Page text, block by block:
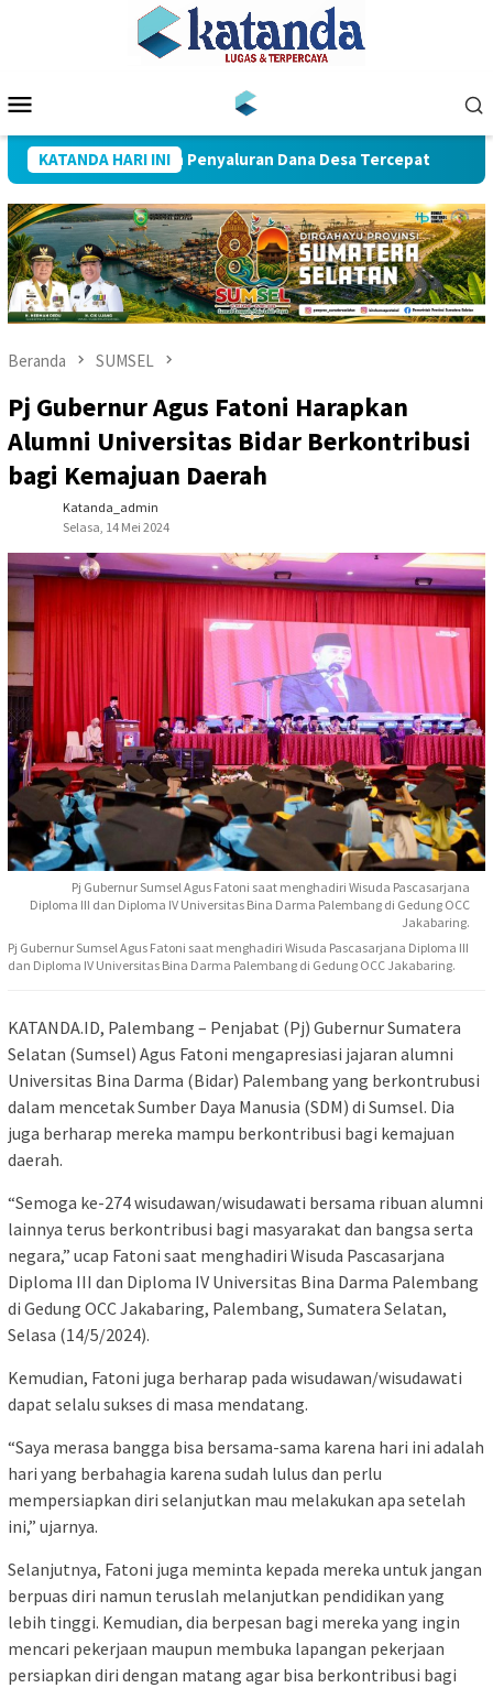
Mobile
KATANDA HARI INI
Penghargaan Penyaluran Dana Desa Tercepat Dua
Beranda SUMSEL
Pj Gubernur Agus Fatoni Harapkan
Alumni Universitas Bidar Berkontribusi
bagi Kemajuan Daerah
Katanda_admin
Selasa, 14 Mei 2024
Pj Gubernur Sumsel Agus Fatoni saat menghadiri Wisuda Pascasarjana
Diploma III dan Diploma IV Universitas Bina Darma Palembang di Gedung OCC
Jakabaring.
Pj Gubernur Sumsel Agus Fatoni saat menghadiri Wisuda Pascasarjana Diploma III
dan Diploma IV Universitas Bina Darma Palembang di Gedung OCC Jakabaring.
KATANDA.ID, Palembang – Penjabat (Pj) Gubernur Sumatera
Selatan (Sumsel) Agus Fatoni mengapresiasi jajaran alumni
Universitas Bina Darma (Bidar) Palembang yang berkontrubusi
dalam mencetak Sumber Daya Manusia (SDM) di Sumsel. Dia
juga berharap mereka mampu berkontribusi bagi kemajuan
daerah.
“Semoga ke-274 wisudawan/wisudawati bersama ribuan alumni
lainnya terus berkontribusi bagi masyarakat dan bangsa serta
negara,” ucap Fatoni saat menghadiri Wisuda Pascasarjana
Diploma III dan Diploma IV Universitas Bina Darma Palembang
di Gedung OCC Jakabaring, Palembang, Sumatera Selatan,
Selasa (14/5/2024).
Kemudian, Fatoni juga berharap pada wisudawan/wisudawati
dapat selalu sukses di masa mendatang.
“Saya merasa bangga bisa bersama-sama karena hari ini adalah
hari yang berbahagia karena sudah lulus dan perlu
mempersiapkan diri selanjutkan mau melakukan apa setelah
ini,” ujarnya.
Selanjutnya, Fatoni juga meminta kepada mereka untuk jangan
berpuas diri namun teruslah melanjutkan pendidikan yang
lebih tinggi. Kemudian, dia berpesan bagi mereka yang ingin
mencari pekerjaan maupun membuka lapangan pekerjaan
persiapkan diri dengan matang agar bisa berkontribusi bagi